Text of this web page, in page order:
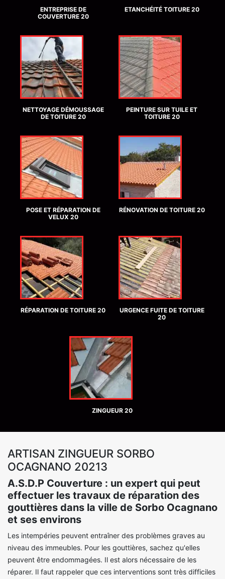
ENTREPRISE DE
COUVERTURE 20
ETANCHÉITÉ TOITURE 20
NETTOYAGE DÉMOUSSAGE
DE TOITURE 20
PEINTURE SUR TUILE ET
TOITURE 20
POSE ET RÉPARATION DE
VELUX 20
RÉNOVATION DE TOITURE 20
RÉPARATION DE TOITURE 20
URGENCE FUITE DE TOITURE
20
ZINGUEUR 20
ARTISAN ZINGUEUR SORBO
OCAGNANO 20213
A.S.D.P Couverture : un expert qui peut
effectuer les travaux de réparation des
gouttières dans la ville de Sorbo Ocagnano
et ses environs
Les intempéries peuvent entraîner des problèmes graves au
niveau des immeubles. Pour les gouttières, sachez qu'elles
peuvent être endommagées. Il est alors nécessaire de les
réparer. Il faut rappeler que ces interventions sont très difficiles